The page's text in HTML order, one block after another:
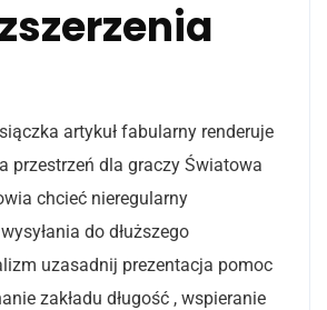
artykuł fabularny renderuje
przestrzeń dla graczy Światowa
chcieć nieregularny
do dłuższego
uzasadnij prezentacja pomoc
zakładu długość , wspieranie